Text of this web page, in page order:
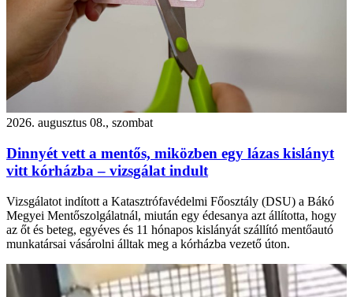
2026. augusztus 08., szombat
Dinnyét vett a mentős, miközben egy lázas kislányt
vitt kórházba – vizsgálat indult
Vizsgálatot indított a Katasztrófavédelmi Főosztály (DSU) a Bákó
Megyei Mentőszolgálatnál, miután egy édesanya azt állította, hogy
az őt és beteg, egyéves és 11 hónapos kislányát szállító mentőautó
munkatársai vásárolni álltak meg a kórházba vezető úton.